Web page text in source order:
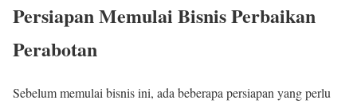
Persiapan Memulai Bisnis Perbaikan
Perabotan
Sebelum memulai bisnis ini, ada beberapa persiapan yang perlu